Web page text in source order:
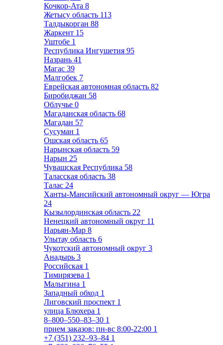
Кочкор-Ата 8
Жетысу область 113
Талдыкорган 88
Жаркент 15
Уштобе 1
Республика Ингушетия 95
Назрань 41
Магас 39
Малгобек 7
Еврейская автономная область 82
Биробиджан 58
Облучье 0
Магаданская область 68
Магадан 57
Сусуман 1
Ошская область 65
Нарынская область 59
Нарын 25
Чувашская Республика 58
Таласская область 38
Талас 24
Ханты-Мансийский автономный округ — Югра
24
Кызылординская область 22
Ненецкий автономный округ 11
Нарьян-Мар 8
Улытау область 6
Чукотский автономный округ 3
Анадырь 3
Российская 1
Тимирязева 1
Малыгина 1
Западный обход 1
Лиговский проспект 1
улица Блюхера 1
8‒800‒550‒83‒30 1
прием заказов: пн-вс 8:00-22:00 1
+7 (351) 232‒93‒84 1